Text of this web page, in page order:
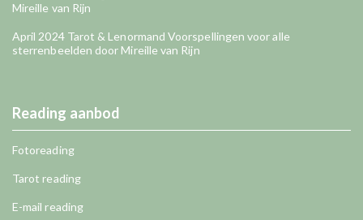
Mireille van Rijn
April 2024 Tarot & Lenormand Voorspellingen voor alle
sterrenbeelden door Mireille van Rijn
Reading aanbod
Fotoreading
Tarot reading
E-mail reading